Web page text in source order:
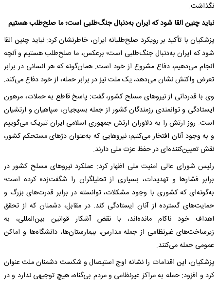
نگذاشت.
نباید چنین القا شود که ایران به‌دنبال جنگ‌طلبی است؛ ما صلح‌طلب هستیم
پزشکیان با تأکید بر رویکرد صلح‌طلبانه ایران، خاطرنشان کرد: نباید چنین القا
شود که ایران به‌دنبال جنگ‌طلبی است؛ برعکس، ما صلح‌طلب هستیم و آنچه
انجام می‌دهیم، دفاع مشروع از خود است. همان‌گونه که هر انسانی در برابر
تعرض واکنش نشان می‌دهد، یک ملت نیز در برابر حمله، از خود دفاع می‌کند.
وی با قدردانی از نیروهای مسلح کشور، گفت: پاسخ قاطع به حملات، مرهون
ایستادگی و توانمندی رزمندگان کشور از جمله بسیجیان، سپاهیان و ارتشیان
است. روز ارتش را به دلاوران ارتش جمهوری اسلامی ایران تبریک می‌گوییم
و به وجود آنان افتخار می‌کنیم؛ نیروهایی که به‌عنوان دژهای مستحکم کشور،
نقش تعیین‌کننده‌ای در حفظ عزت ملی دارند.
رئیس شورای عالی امنیت ملی اظهار کرد: عملکرد نیروهای مسلح کشور در
برابر فشارها و تهدیدات، بسیاری از تحلیلگران را شگفت‌زده کرده است؛
به‌گونه‌ای که کشوری با وجود مشکلات، توانسته در برابر قدرت‌های بزرگ و
حمایت‌های گسترده از آنان ایستادگی کند. در مقابل، دشمنان که از تحقق
اهداف خود ناکام مانده‌اند، با نقض آشکار قوانین بین‌المللی، به
زیرساخت‌های غیرنظامی از جمله مدارس، بیمارستان‌ها، دانشگاه‌ها و اماکن
عمومی حمله می‌کنند.
پزشکیان، این اقدامات را نشانه اوج استیصال و شکست دشمنان ملت عنوان
کرد و افزود: حمله به مراکز غیرنظامی و مردم بی‌گناه، هیچ توجیهی ندارد و در